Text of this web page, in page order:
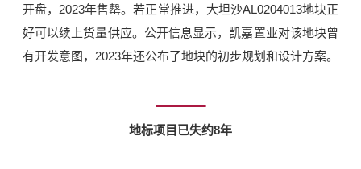
开盘，2023年售罄。若正常推进，大坦沙AL0204013地块正
好可以续上货量供应。公开信息显示，凯嘉置业对该地块曾
有开发意图，2023年还公布了地块的初步规划和设计方案。
━━━━
地标项目已失约8年